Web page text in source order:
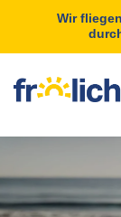
Wir